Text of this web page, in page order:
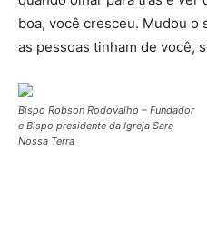
boa, você cresceu. Mudou o
as pessoas tinham de você,
Bispo Robson Rodovalho – Fundador
e Bispo presidente da Igreja Sara
Nossa Terra